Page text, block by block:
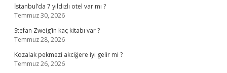
İstanbul’da 7 yıldızlı otel var mı ?
Temmuz 30, 2026
Stefan Zweig’in kaç kitabı var ?
Temmuz 28, 2026
Kozalak pekmezi akciğere iyi gelir mi ?
Temmuz 26, 2026